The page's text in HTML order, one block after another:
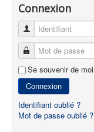
Connexion
Identifiant
Mot de passe
Se souvenir de moi
Connexion
Identifiant oublié ?
Mot de passe oublié ?